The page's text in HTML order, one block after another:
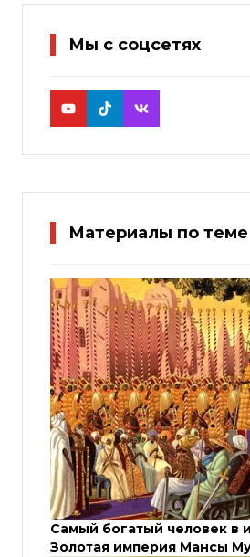
Мы с соцсетях
Материалы по теме
Самый богатый человек в
Золотая империя Мансы